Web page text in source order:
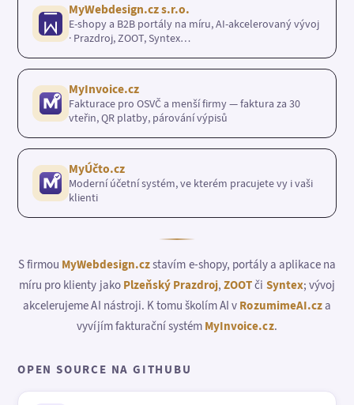
MyWebdesign.cz s.r.o.
E-shopy a B2B portály na míru, AI-akcelerovaný vývoj
· Prazdroj, ZOOT, Syntex…
MyInvoice.cz
Fakturace pro OSVČ a menší firmy — faktura za 30
vteřin, QR platby, párování výpisů
MyÚčto.cz
Moderní účetní systém, ve kterém pracujete vy i vaši
klienti
S firmou MyWebdesign.czstavím e-shopy, portály a aplikace na
míru pro klienty jako Plzeňský Prazdroj,ZOOTči Syntex; vývoj
akcelerujeme AI nástroji. K tomu školím AI v RozumimeAI.cza
vyvíjím fakturační systém MyInvoice.cz.
OPEN SOURCE NA GITHUBU